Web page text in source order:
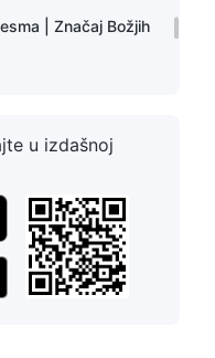
| Značaj Božjih
| Oponašajte
| Bog želi da
traga za istinom i
u izdašnoj